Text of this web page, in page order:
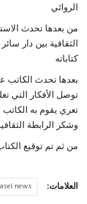
الروائي
من بعدها تحدث
الثقافية بين دار
كتاباته
بعدها تحدث الكاتب
توصل الأفكار التي
تعري يقوم به
وشكر الرابطة
من ثم تم توقيع
العلامات: news